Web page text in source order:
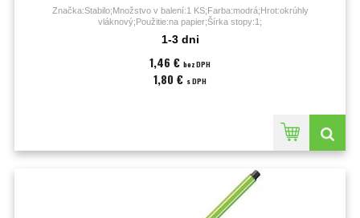
Značka:Stabilo;Množstvo v balení:1 KS;Farba:modrá;Hrot:okrúhly
vláknový;Použitie:na papier;Šírka stopy:1;
1-3 dni
1,46 € bez DPH
1,80 € s DPH